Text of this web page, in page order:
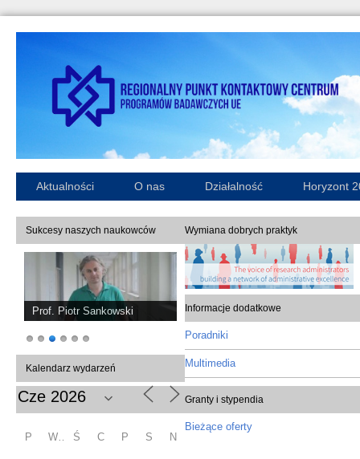
Aktualności O nas Działalność Horyzont
Sukcesy naszych naukowców
Prof. Piotr Sankowski
Kalendarz wydarzeń
P Ś C P S N
Wymiana dobrych praktyk
Informacje dodatkowe
Poradniki
Multimedia
Granty i stypendia
Bieżące oferty